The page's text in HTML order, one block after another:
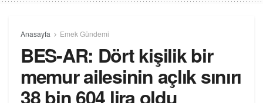
Anasayfa Emek Gündemi
BES-AR: Dört kişilik bir
memur ailesinin açlık sınırı
38 bin 604 lira oldu